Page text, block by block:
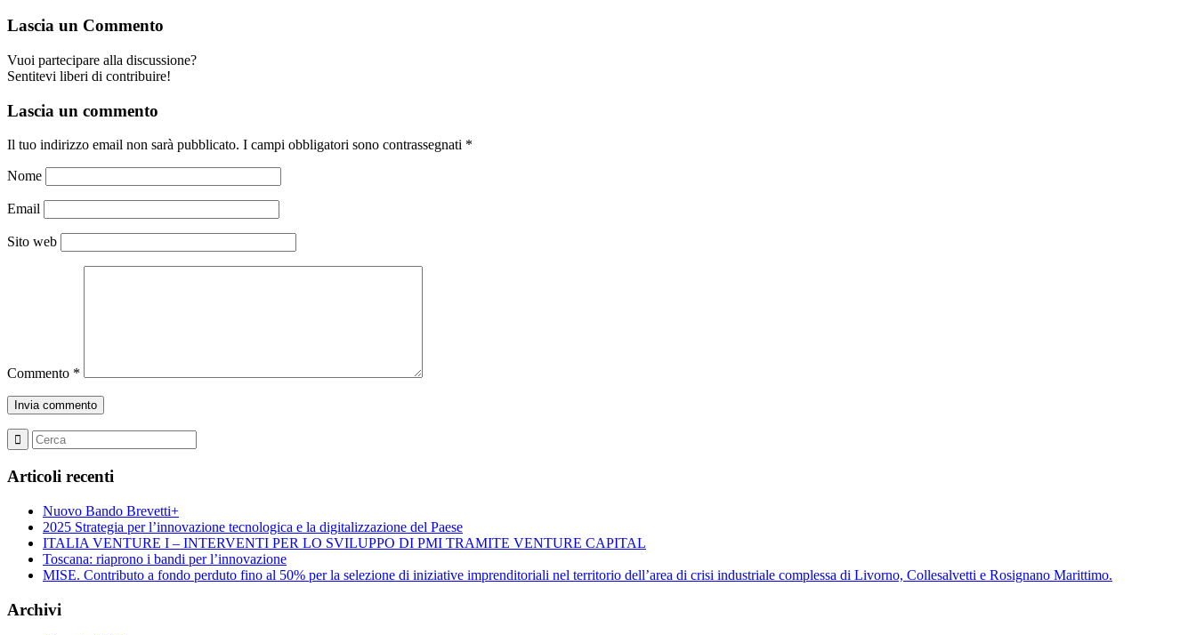
Lascia un Commento
Vuoi partecipare alla discussione?
Sentitevi liberi di contribuire!
Lascia un commento
Il tuo indirizzo email non sarà pubblicato. I campi obbligatori sono contrassegnati *
Nome
Email
Sito web
Commento *
Articoli recenti
Nuovo Bando Brevetti+
2025 Strategia per l’innovazione tecnologica e la digitalizzazione del Paese
ITALIA VENTURE I – INTERVENTI PER LO SVILUPPO DI PMI TRAMITE VENTURE CAPITAL
Toscana: riaprono i bandi per l’innovazione
MISE. Contributo a fondo perduto fino al 50% per la selezione di iniziative imprenditoriali nel territorio dell’area di crisi industriale complessa di Livorno, Collesalvetti e Rosignano Marittimo.
Archivi